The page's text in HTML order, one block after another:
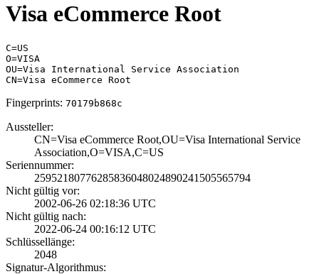
Visa eCommerce Root
C=US
O=VISA
OU=Visa International Service Association
CN=Visa eCommerce Root
Fingerprints: 70179b868c
Aussteller:
CN=Visa eCommerc­e Root,OU=Visa I­nternational Ser­vice
Association­,O=VISA,C=US
Seriennummer:
2595218077628583­6048024890241505­565794
Nicht gültig vor:
2002-06-26 02:18­:36 UTC
Nicht gültig nach:
2022-06-24 00:16­:12 UTC
Schlüssellänge:
2048
Signatur-Algorithmus: